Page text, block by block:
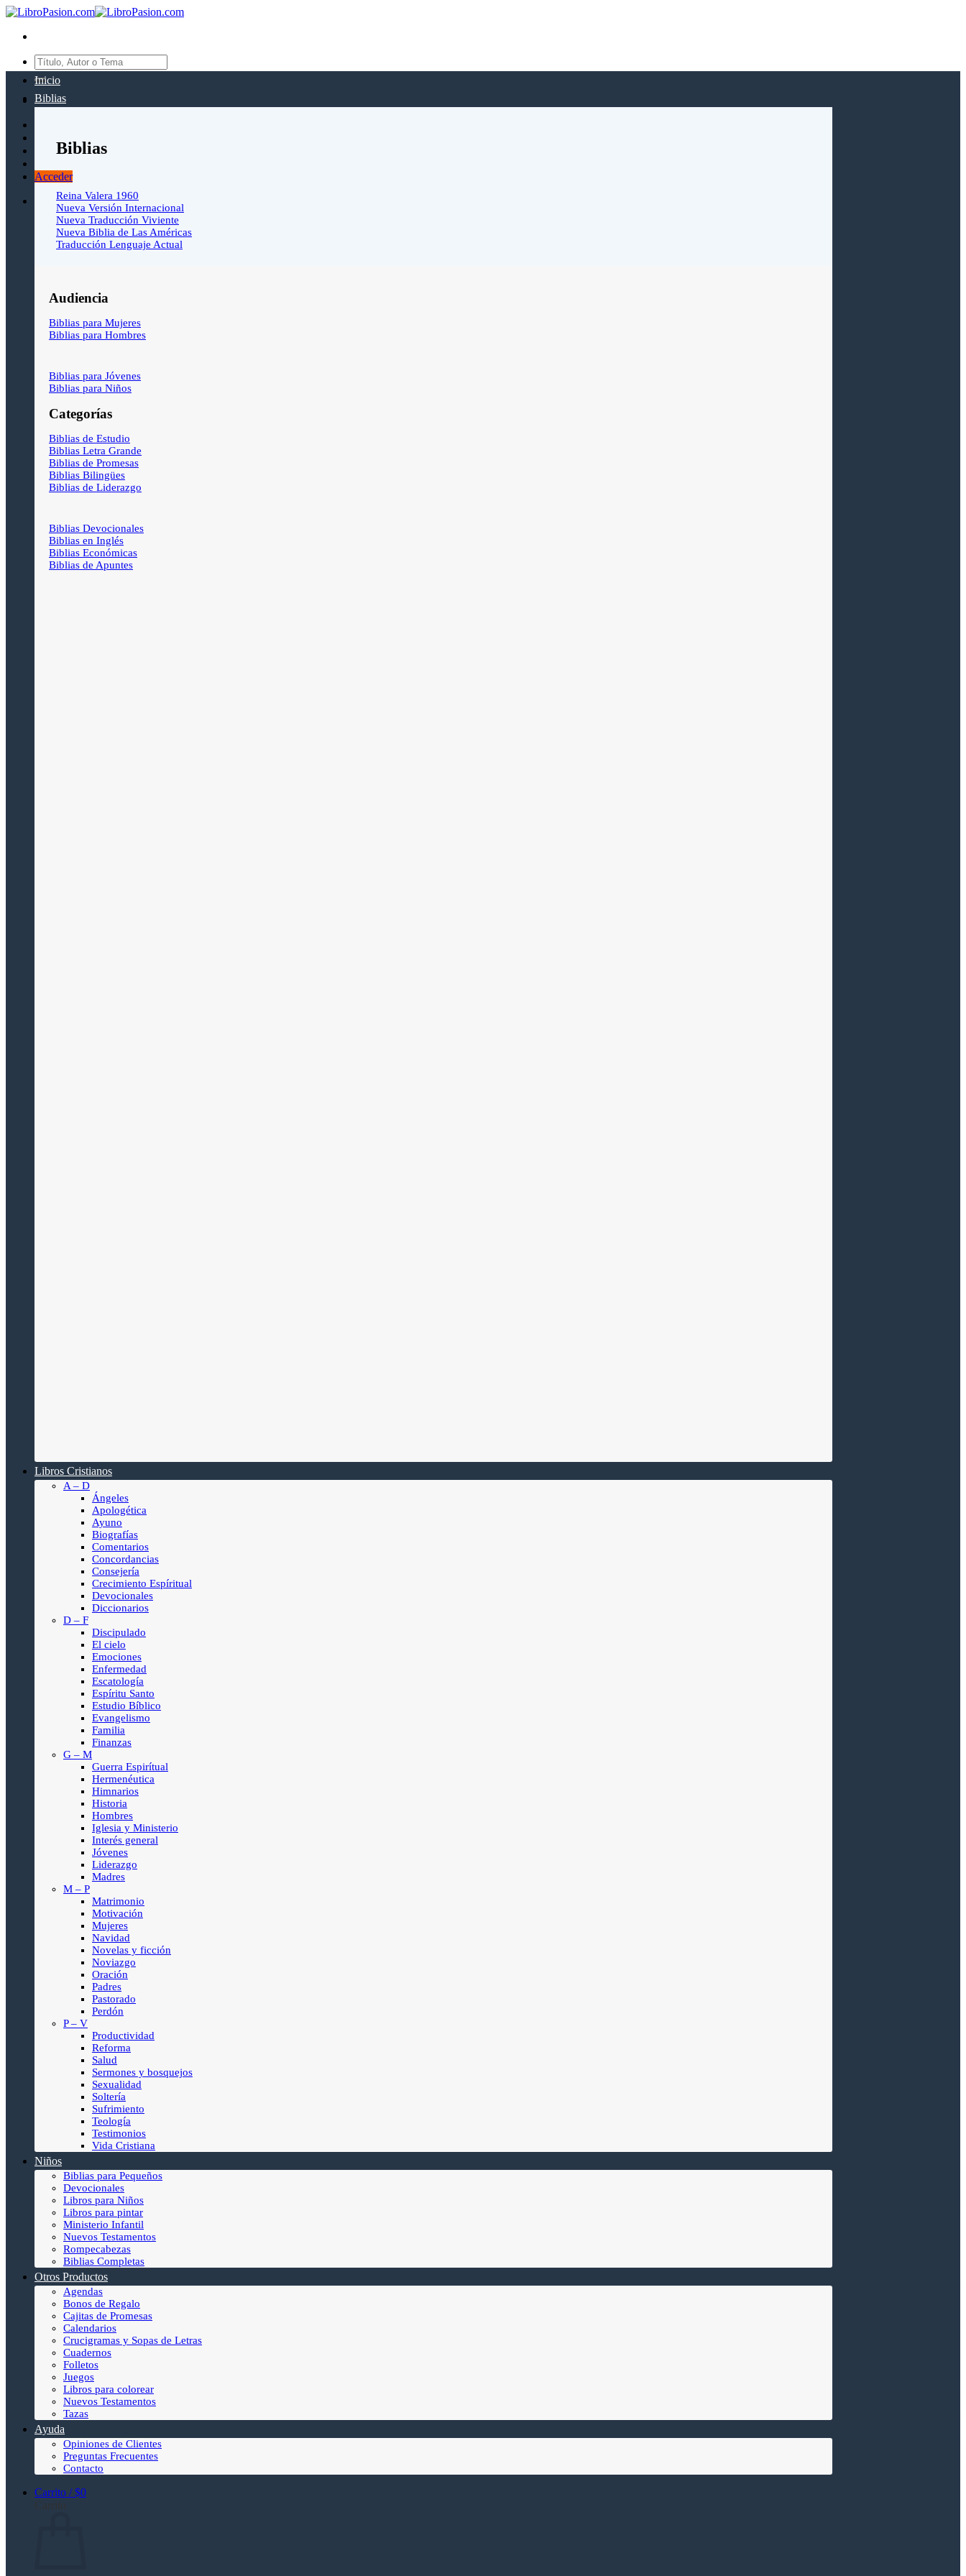
Saltar
contenido
Buscar
por:
Acceder
Inicio
Biblias
Biblias
Reina Valera 1960
Nueva Versión Internacional
Nueva Traducción Viviente
Nueva Biblia de Las Américas
Traducción Lenguaje Actual
Audiencia
Biblias para Mujeres
Biblias para Hombres
Biblias para Jóvenes
Biblias para Niños
Categorías
Biblias de Estudio
Biblias Letra Grande
Biblias de Promesas
Biblias Bilingües
Biblias de Liderazgo
Biblias Devocionales
Biblias en Inglés
Biblias Económicas
Biblias de Apuntes
Libros Cristianos
A – D
Ángeles
Apologética
Ayuno
Biografías
Comentarios
Concordancias
Consejería
Crecimiento Espíritual
Devocionales
Diccionarios
D – F
Discipulado
El cielo
Emociones
Enfermedad
Escatología
Espíritu Santo
Estudio Bíblico
Evangelismo
Familia
Finanzas
G – M
Guerra Espirítual
Hermenéutica
Himnarios
Historia
Hombres
Iglesia y Ministerio
Interés general
Jóvenes
Liderazgo
Madres
M – P
Matrimonio
Motivación
Mujeres
Navidad
Novelas y ficción
Noviazgo
Oración
Padres
Pastorado
Perdón
P – V
Productividad
Reforma
Salud
Sermones y bosquejos
Sexualidad
Soltería
Sufrimiento
Teología
Testimonios
Vida Cristiana
Niños
Biblias para Pequeños
Devocionales
Libros para Niños
Libros para pintar
Ministerio Infantil
Nuevos Testamentos
Rompecabezas
Biblias Completas
Otros Productos
Agendas
Bonos de Regalo
Cajitas de Promesas
Calendarios
Crucigramas y Sopas de Letras
Cuadernos
Folletos
Juegos
Libros para colorear
Nuevos Testamentos
Tazas
Ayuda
Opiniones de Clientes
Preguntas Frecuentes
Contacto
Carrito /$0
Carrito